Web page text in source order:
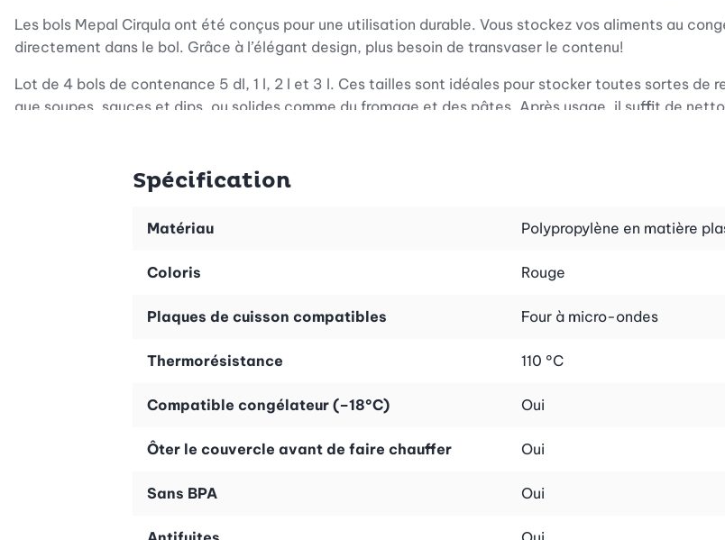
Les bols Mepal Cirqula ont été conçus pour une utilisation durable. Vous stockez vos aliments au
directement dans le bol. Grâce à l’élégant design, plus besoin de transvaser le contenu!
Lot de 4 bols de contenance 5 dl, 1 l, 2 l et 3 l. Ces tailles sont idéales pour stocker toutes sortes de
que soupes, sauces et dips, ou solides comme du fromage et des pâtes. Après usage, il suffit de
Spécification
Matériau Polypropylène en matière
Coloris Rouge
Plaques de cuisson compatibles Four à micro-ondes
Thermorésistance 110 °C
Compatible congélateur (–18°C) Oui
Ôter le couvercle avant de faire chauffer Oui
Sans BPA Oui